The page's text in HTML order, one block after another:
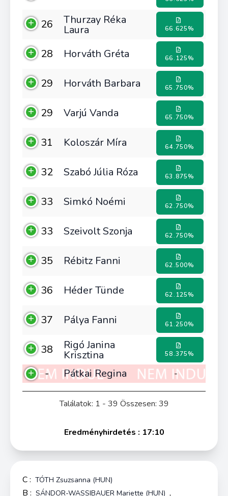
26 Thurzay Réka
Laura 66.625%
28 Horváth Gréta 66.125%
29 Horváth Barbara 65.750%
29 Varjú Vanda 65.750%
31 Koloszár Míra 64.750%
32 Szabó Júlia Róza 63.875%
33 Simkó Noémi 62.750%
33 Szeivolt Szonja 62.750%
35 Rébitz Fanni 62.500%
36 Héder Tünde 62.125%
37 Pálya Fanni 61.250%
38 Rigó Janina
Krisztina 58.375%
- Pátkai Regina -
Találatok: 1 - 39 Összesen: 39
Eredményhirdetés : 17:10
C : TÓTH Zsuzsanna (HUN)
B : SÁNDOR-WASSIBAUER Mariette (HUN) ,